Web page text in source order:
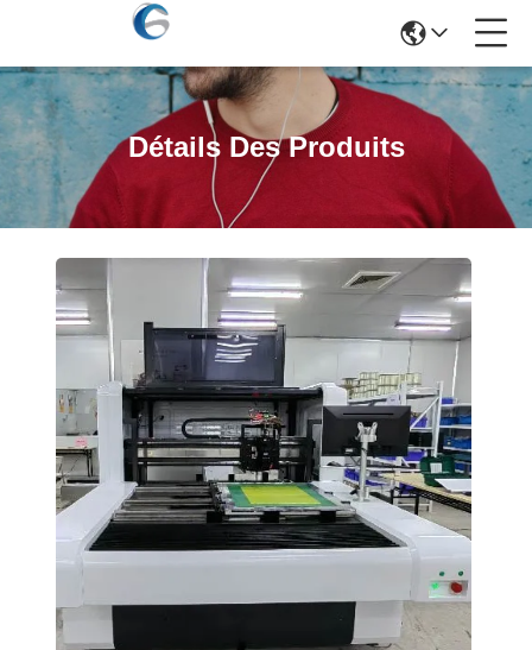
Détails Des Produits